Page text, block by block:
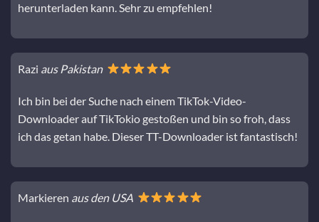
herunterladen kann. Sehr zu empfehlen!
Razi aus Pakistan
Ich bin bei der Suche nach einem TikTok-Video-
Downloader auf TikTokio gestoßen und bin so froh, dass
ich das getan habe. Dieser TT-Downloader ist fantastisch!
Markieren aus den USA